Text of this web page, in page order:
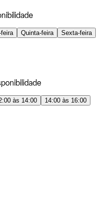
Quinta-feira
Sexta-feira
às 14:00
14:00 às 16:00